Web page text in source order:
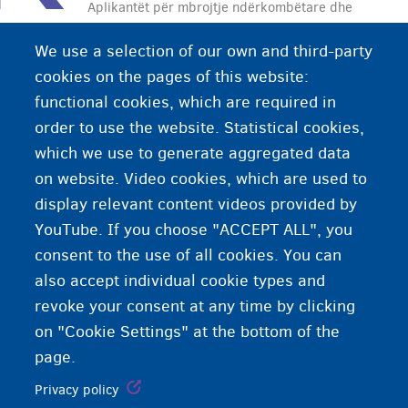
Aplikantët për mbrojtje ndërkombëtare dhe
vullnetarisht në vendin e tyre të origjinës në çdo
kohë. Fedasil është Agjencia që i ndihmon ata:
marrin një biletë fluturimi dhe mbështetjen e
nevojshme gjatë udhëtimit.
We use a selection of our own and third-party
cookies on the pages of this website:
functional cookies, which are required in
order to use the website. Statistical cookies,
which we use to generate aggregated data
on website. Video cookies, which are used to
display relevant content videos provided by
YouTube. If you choose "ACCEPT ALL", you
consent to the use of all cookies. You can
also accept individual cookie types and
revoke your consent at any time by clicking
on "Cookie Settings" at the bottom of the
page.
Privacy policy